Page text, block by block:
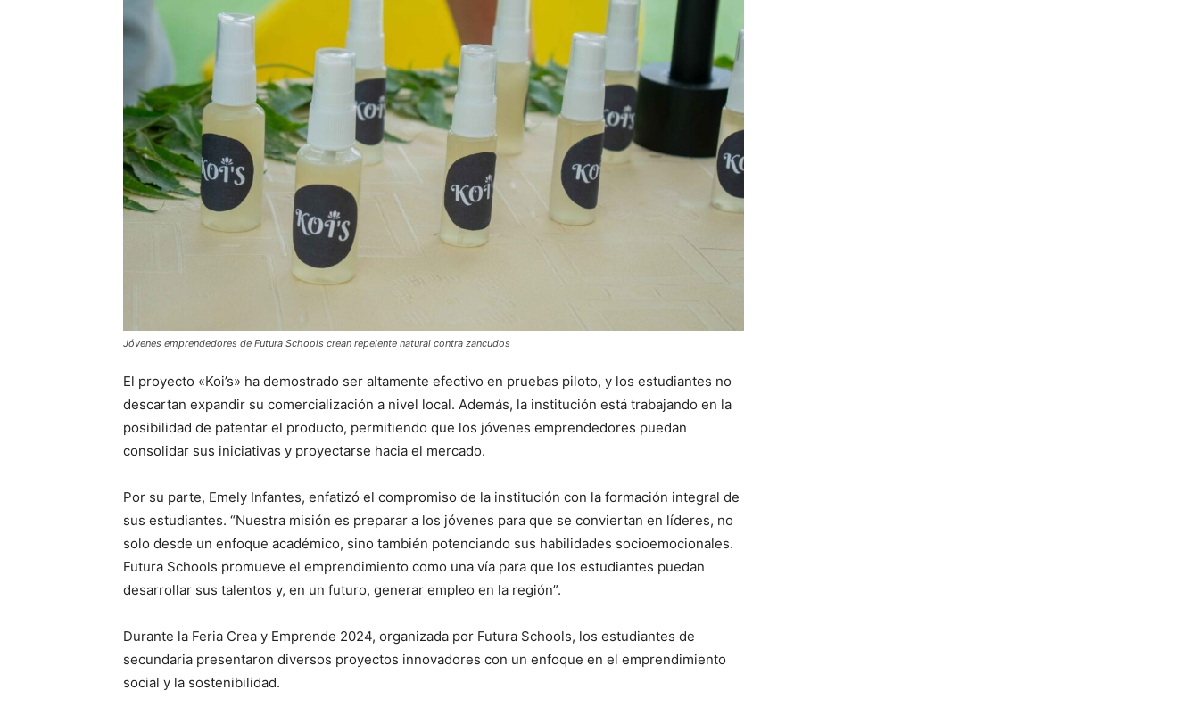
Jóvenes emprendedores de Futura Schools crean repelente natural contra zancudos
El proyecto «Koi’s» ha demostrado ser altamente efectivo en pruebas piloto, y los estudiantes no
descartan expandir su comercialización a nivel local. Además, la institución está trabajando en la
posibilidad de patentar el producto, permitiendo que los jóvenes emprendedores puedan
consolidar sus iniciativas y proyectarse hacia el mercado.
Por su parte, Emely Infantes, enfatizó el compromiso de la institución con la formación integral de
sus estudiantes. “Nuestra misión es preparar a los jóvenes para que se conviertan en líderes, no
solo desde un enfoque académico, sino también potenciando sus habilidades socioemocionales.
Futura Schools promueve el emprendimiento como una vía para que los estudiantes puedan
desarrollar sus talentos y, en un futuro, generar empleo en la región”.
Durante la Feria Crea y Emprende 2024, organizada por Futura Schools, los estudiantes de
secundaria presentaron diversos proyectos innovadores con un enfoque en el emprendimiento
social y la sostenibilidad.